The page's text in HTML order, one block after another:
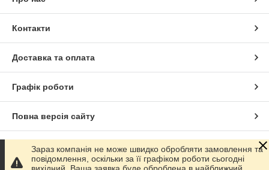
Контакти
Доставка та оплата
Графік роботи
Повна версія сайту
Сайт створено на маркетплейсіProm.ua
Зараз компанія не може швидко обробляти замовлення та
повідомлення, оскільки за її графіком роботи сьогодні